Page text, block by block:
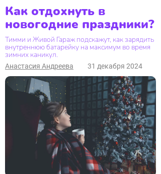
Как отдохнуть в
новогодние праздники?
Тимми и Живой Гараж подскажут, как зарядить
внутреннюю батарейку на максимум во время
зимних каникул.
Анастасия Андреева 31 декабря 2024